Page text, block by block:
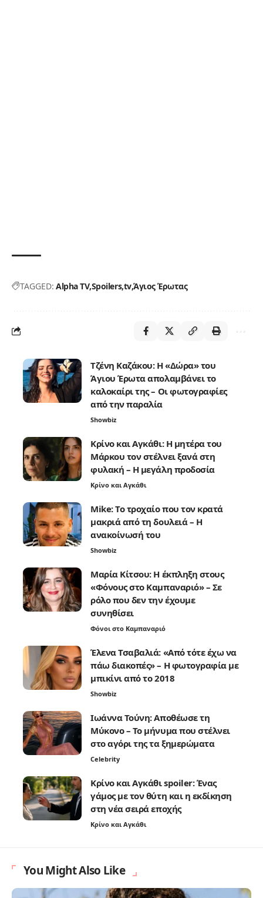
TAGGED: Alpha TVSpoilers tvΆγιος Έρωτας
Τζένη Καζάκου: Η «Δώρα» του
Άγιου Έρωτα απολαμβάνει το
καλοκαίρι της – Οι φωτογραφίες
από την παραλία
Showbiz
Κρίνο και Αγκάθι: Η μητέρα του
Μάρκου τον στέλνει ξανά στη
φυλακή – Η μεγάλη προδοσία
Κρίνο και Αγκάθι
Mike: Το τροχαίο που τον κρατά
μακριά από τη δουλειά – Η
ανακοίνωσή του
Showbiz
Μαρία Κίτσου: Η έκπληξη στους
«Φόνους στο Καμπαναριό» – Σε
ρόλο που δεν την έχουμε
συνηθίσει
Φόνοι στο Καμπαναριό
Έλενα Τσαβαλιά: «Από τότε έχω να
πάω διακοπές» – Η φωτογραφία με
μπικίνι από το 2018
Showbiz
Ιωάννα Τούνη: Αποθέωσε τη
Μύκονο – Το μήνυμα που στέλνει
στο αγόρι της τα ξημερώματα
Celebrity
Κρίνο και Αγκάθι spoiler: Ένας
γάμος με τον θύτη και η εκδίκηση
στη νέα σειρά εποχής
Κρίνο και Αγκάθι
You Might Also Like